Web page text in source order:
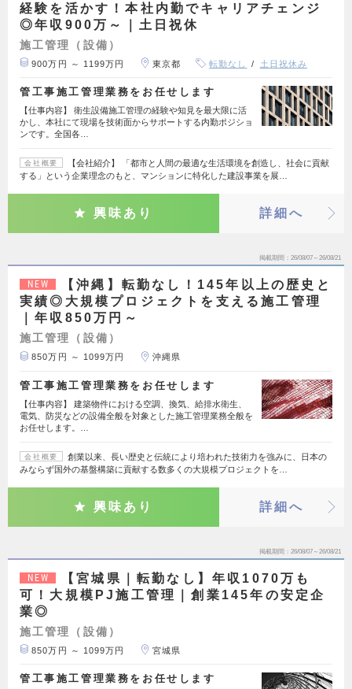
経験を活かす！本社内勤でキャリアチェンジ
◎年収900万～｜土日祝休
施工管理（設備）
900万円 ～ 1199万円 東京都 転勤なし 土日祝休み
管工事施工管理業務をお任せします
【仕事内容】 衛生設備施工管理の経験や知見を最大限に活
かし、本社にて現場を技術面からサポートする内勤ポジショ
ンです。全国各…
会社概要
【会社紹介】 「都市と人間の最適な生活環境を創造し、社会に貢献
する」という企業理念のもと、マンションに特化した建設事業を展…
興味あり 詳細へ
掲載期間 26/08/07～26/08/21
NEW
【沖縄】転勤なし！145年以上の歴史と
実績◎大規模プロジェクトを支える施工管理
｜年収850万円～
施工管理（設備）
850万円 ～ 1099万円 沖縄県
管工事施工管理業務をお任せします
【仕事内容】 建築物件における空調、換気、給排水衛生、
電気、防災などの設備全般を対象とした施工管理業務全般を
お任せします。…
会社概要
創業以来、長い歴史と伝統により培われた技術力を強みに、日本の
みならず国外の基盤構築に貢献する数多くの大規模プロジェクトを…
興味あり 詳細へ
掲載期間 26/08/07～26/08/21
NEW
【宮城県｜転勤なし】年収1070万も
可！大規模PJ施工管理｜創業145年の安定企
業◎
施工管理（設備）
850万円 ～ 1099万円 宮城県
管工事施工管理業務をお任せします